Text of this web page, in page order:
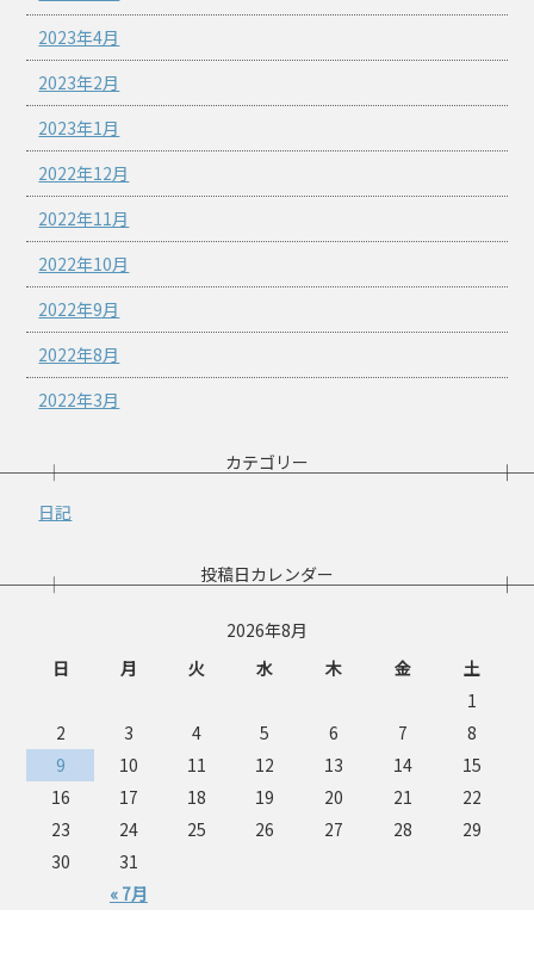
2023年4月
2023年2月
2023年1月
2022年12月
2022年11月
2022年10月
2022年9月
2022年8月
2022年3月
カテゴリー
日記
投稿日カレンダー
2026年8月
日
月 火 水 木 金 土
« 7月
1
2
3 4 5 6 7
8
9
10 11 12 13 14
15
16
17 18 19 20 21
22
23
24 25 26 27 28
29
30
31